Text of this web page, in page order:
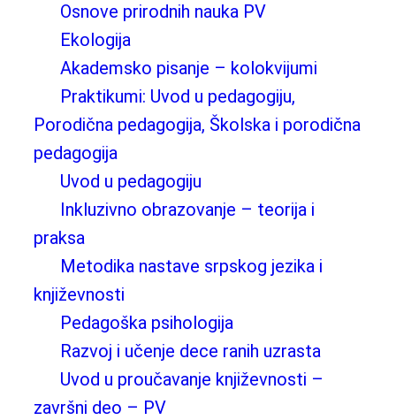
Osnove prirodnih nauka PV
Ekologija
Akademsko pisanje – kolokvijumi
Praktikumi: Uvod u pedagogiju,
Porodična pedagogija, Školska i porodična
pedagogija
Uvod u pedagogiju
Inkluzivno obrazovanje – teorija i
praksa
Metodika nastave srpskog jezika i
književnosti
Pedagoška psihologija
Razvoj i učenje dece ranih uzrasta
Uvod u proučavanje književnosti –
završni deo – PV